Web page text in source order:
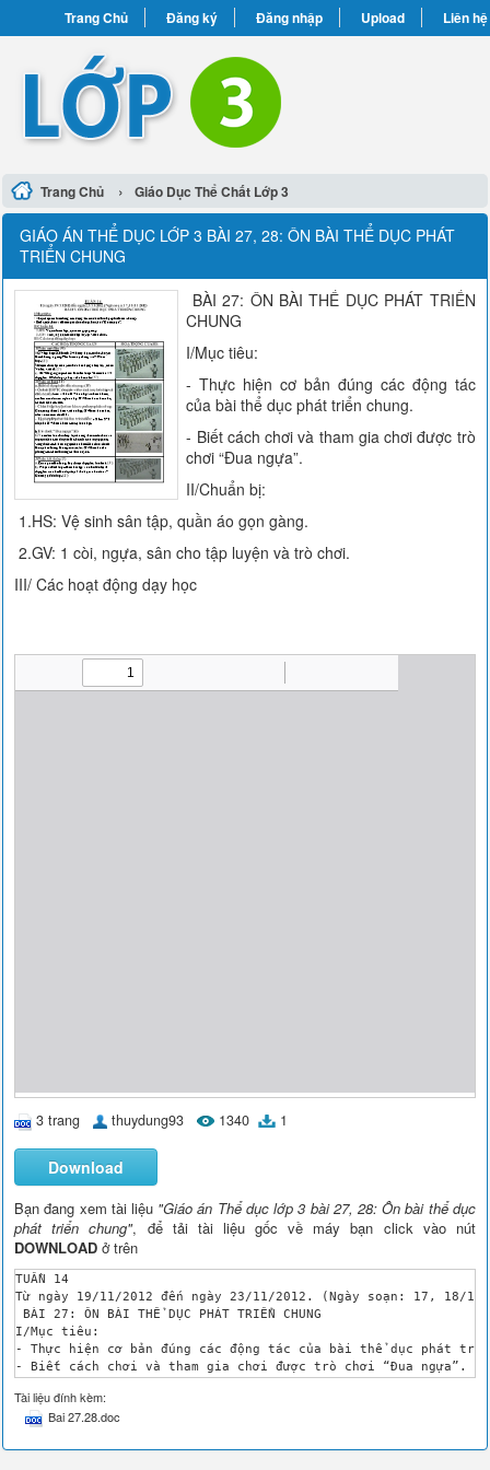
Trang Chủ Đăng ký Đăng nhập Upload Liên hệ
Trang Chủ › Giáo Dục Thể Chất Lớp 3
GIÁO ÁN THỂ DỤC LỚP 3 BÀI 27, 28: ÔN BÀI THỂ DỤC PHÁT
TRIỂN CHUNG
BÀI 27: ÔN BÀI THỂ DỤC PHÁT TRIỂN
CHUNG
I/Mục tiêu:
- Thực hiện cơ bản đúng các động tác
của bài thể dục phát triển chung.
- Biết cách chơi và tham gia chơi được trò
chơi “Đua ngựa”.
II/Chuẩn bị:
1.HS: Vệ sinh sân tập, quần áo gọn gàng.
2.GV: 1 còi, ngựa, sân cho tập luyện và trò chơi.
III/ Các hoạt động dạy học
3 trang thuydung93 1340 1
Download
Bạn đang xem tài liệu "Giáo án Thể dục lớp 3 bài 27, 28: Ôn bài thể dục
phát triển chung", để tải tài liệu gốc về máy bạn click vào nút
DOWNLOAD ở trên
TUẦN 14
Từ ngày 19/11/2012 đến ngày 23/11/2012. (Ngày soạn: 17, 18/
BÀI 27: ÔN BÀI THỂ DỤC PHÁT TRIỂN CHUNG
I/Mục tiêu:
- Thực hiện cơ bản đúng các động tác của bài thể dục phát
- Biết cách chơi và tham gia chơi được trò chơi “Đua ngựa”.
II/Chuẩn bị:
1.HS: Vệ sinh sân tập, quần áo gọn gàng.
2.GV: 1 còi, ngựa, sân cho tập luyện và trò chơi.
CÁC HOẠT ĐỘNG CỦA GV
Tài liệu đính kèm:
Bai 27.28.doc